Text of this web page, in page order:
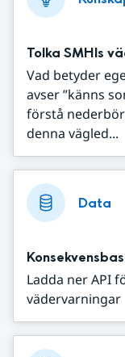
Tolka SMHIs
Vad betyder
avser ”känns
förstå
denna vägled...
Data
Ladda ner API
vädervarningar